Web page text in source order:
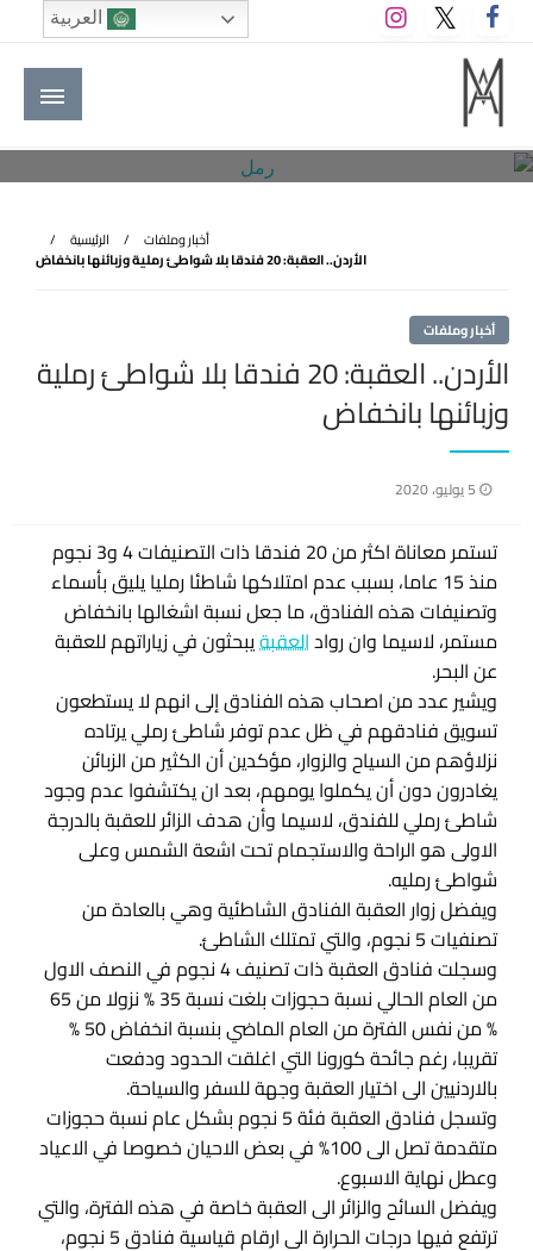
التخطي
إلى
المحتوى
M A hotels | إم ايه هوتيلز
الموقع الأول للعاملين في الفنادق في العالم العربي
الرئيسية
أخبار وملفات
الأردن.. العقبة: 20 فندقا بلا شواطئ رملية وزبائنها بانخفاض
أخبار وملفات
الأردن.. العقبة: 20 فندقا بلا شواطئ رملية
وزبائنها بانخفاض
نُشر
5 يوليو، 2020
تستمر معاناة اكثر من 20 فندقا ذات التصنيفات 4 و3 نجوم
منذ 15 عاما، بسبب عدم امتلاكها شاطئا رمليا يليق بأسماء
وتصنيفات هذه الفنادق، ما جعل نسبة اشغالها بانخفاض
مستمر، لاسيما وان روادالعقبةيبحثون في زياراتهم للعقبة
عن البحر.
ويشير عدد من اصحاب هذه الفنادق إلى انهم لا يستطعون
تسويق فنادقهم في ظل عدم توفر شاطئ رملي يرتاده
نزلاؤهم من السياح والزوار، مؤكدين أن الكثير من الزبائن
يغادرون دون أن يكملوا يومهم، بعد ان يكتشفوا عدم وجود
شاطئ رملي للفندق، لاسيما وأن هدف الزائر للعقبة بالدرجة
الاولى هو الراحة والاستجمام تحت اشعة الشمس وعلى
شواطئ رمليه.
ويفضل زوار العقبة الفنادق الشاطئية وهي بالعادة من
تصنفيات 5 نجوم، والتي تمتلك الشاطئ.
وسجلت فنادق العقبة ذات تصنيف 4 نجوم في النصف الاول
من العام الحالي نسبة حجوزات بلغت نسبة 35 % نزولا من 65
% من نفس الفترة من العام الماضي بنسبة انخفاض 50 %
تقريبا، رغم جائحة كورونا التي اغلقت الحدود ودفعت
بالاردنيين الى اختيار العقبة وجهة للسفر والسياحة.
وتسجل فنادق العقبة فئة 5 نجوم بشكل عام نسبة حجوزات
متقدمة تصل الى 100% في بعض الاحيان خصوصا في الاعياد
وعطل نهاية الاسبوع.
ويفضل السائح والزائر الى العقبة خاصة في هذه الفترة، والتي
ترتفع فيها درجات الحرارة الى ارقام قياسية فنادق 5 نجوم،
العربية